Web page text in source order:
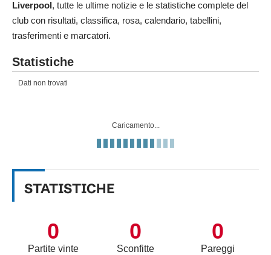
Liverpool, tutte le ultime notizie e le statistiche complete del
club con risultati, classifica, rosa, calendario, tabellini,
trasferimenti e marcatori.
Statistiche
Dati non trovati
Caricamento...
STATISTICHE
0
Partite vinte
0
Sconfitte
0
Pareggi